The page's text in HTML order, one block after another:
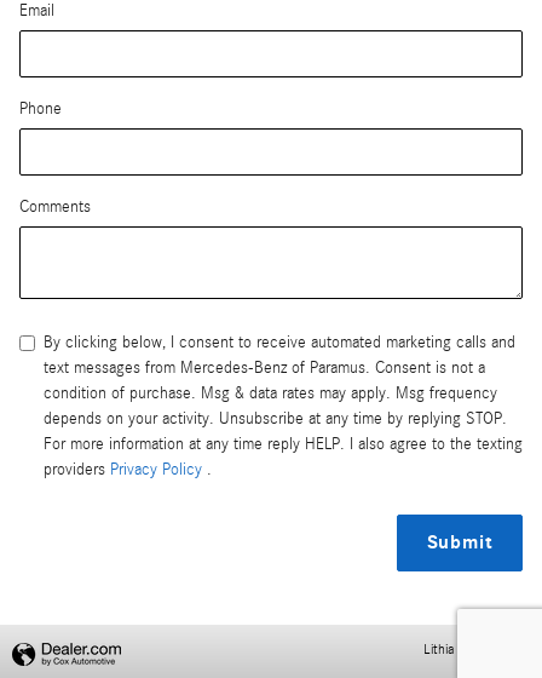
Email
Phone
Comments
By clicking below, I consent to receive automated marketing calls and
text messages from Mercedes-Benz of Paramus. Consent is not a
condition of purchase. Msg & data rates may apply. Msg frequency
depends on your activity. Unsubscribe at any time by replying STOP.
For more information at any time reply HELP. I also agree to the texting
providers Privacy Policy .
Submit
Lithia Privacy